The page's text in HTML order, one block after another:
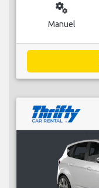
miscellaneous_services
Manuel